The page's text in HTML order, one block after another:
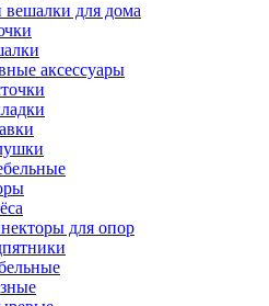
для дома
аксессуары
для опор